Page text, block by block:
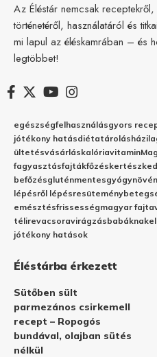
Az Éléstár nemcsak
történetéről, használatáról és
mi lapul az éléskamrában – és
legtöbbet!
egészségfelhasználásgyors
jótékony hatásdiétatárolás
ültetésvásárláskalóriavitamin
fagyasztásfajtákfőzés
befőzésgluténmentes
lépésről lépésresütemény
emésztésfrissességmagyar fajta
télirevacsoravirágzásbabáknak
jótékony hatások
Éléstárba érkezett
Sütőben sült
parmezános csirkemell
recept – Ropogós
bundával, olajban sütés
nélkül